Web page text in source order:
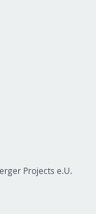
Projects e.U.